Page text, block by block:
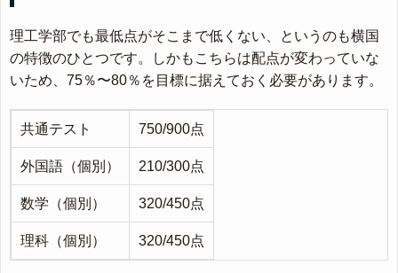
理工学部でも最低点がそこまで低くない、というのも横国
の特徴のひとつです。しかもこちらは配点が変わっていな
いため、75％〜80％を目標に据えておく必要があります。
共通テスト 750/900点
外国語（個別） 210/300点
数学（個別） 320/450点
理科（個別） 320/450点